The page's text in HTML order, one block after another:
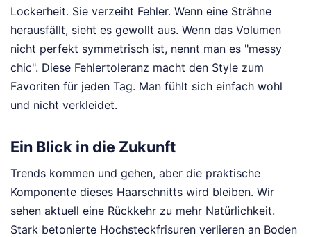
Lockerheit. Sie verzeiht Fehler. Wenn eine Strähne
herausfällt, sieht es gewollt aus. Wenn das Volumen
nicht perfekt symmetrisch ist, nennt man es "messy
chic". Diese Fehlertoleranz macht den Style zum
Favoriten für jeden Tag. Man fühlt sich einfach wohl
und nicht verkleidet.
Ein Blick in die Zukunft
Trends kommen und gehen, aber die praktische
Komponente dieses Haarschnitts wird bleiben. Wir
sehen aktuell eine Rückkehr zu mehr Natürlichkeit.
Stark betonierte Hochsteckfrisuren verlieren an Boden